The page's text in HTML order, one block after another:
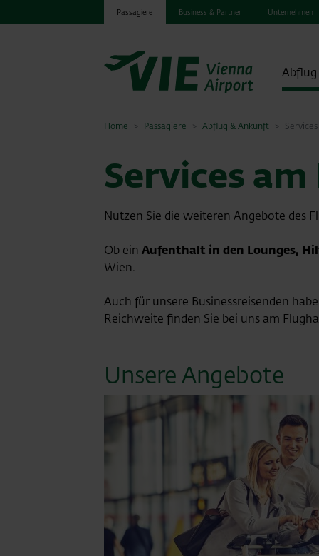
Passagiere Business & Partner Unternehmen
Home Passagiere Abflug & Ankunft
Services
Nutzen Sie die weiteren Angebote des
Ob ein Aufenthalt in den Lounges,
Wien.
Auch für unsere Businessreisenden
Reichweite finden Sie bei uns am
Unsere Angebote